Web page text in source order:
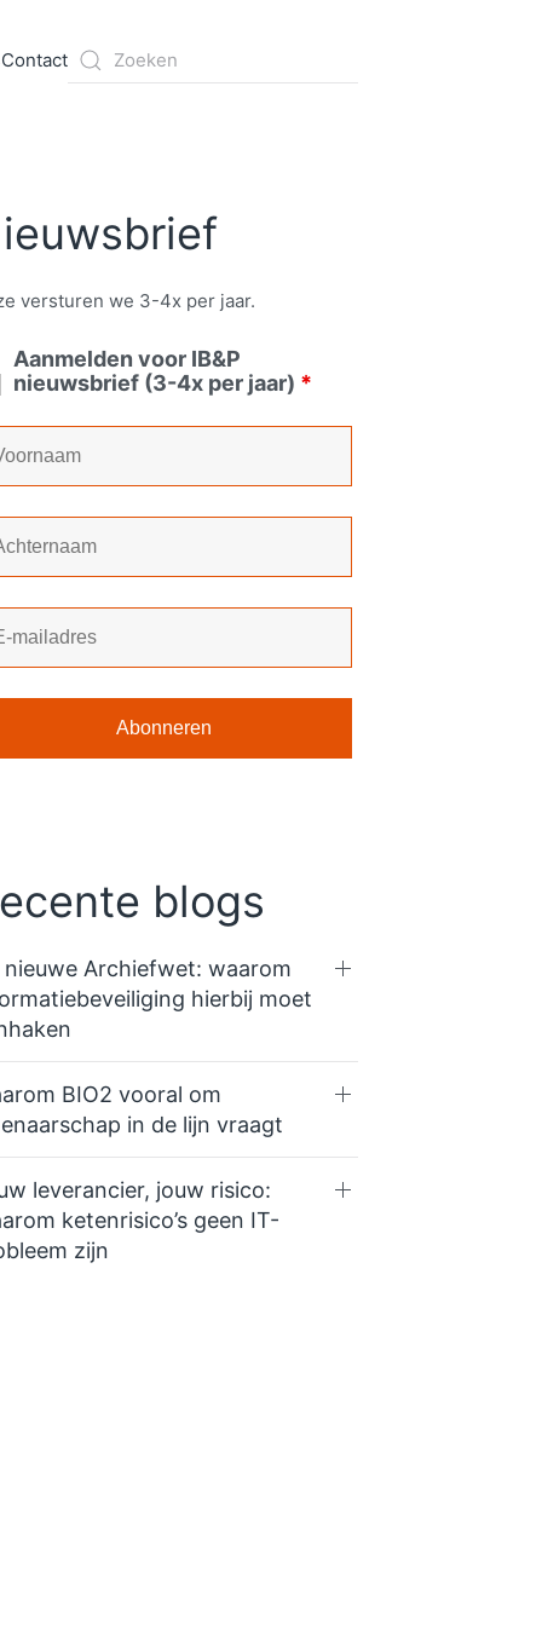
Contact
versturen we 3-4x per jaar.
Aanmelden voor IB&P
nieuwsbrief (3-4x per jaar) *
blogs
nieuwe Archiefwet: waarom
hierbij moet
BIO2 vooral om
in de lijn vraagt
leverancier, jouw risico:
ketenrisico’s geen IT-
zijn